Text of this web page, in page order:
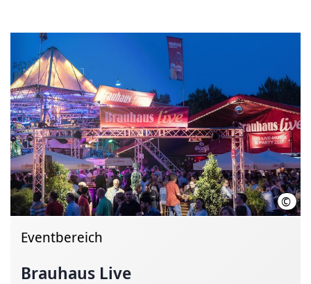
©
Eventbereich
Brauhaus Live